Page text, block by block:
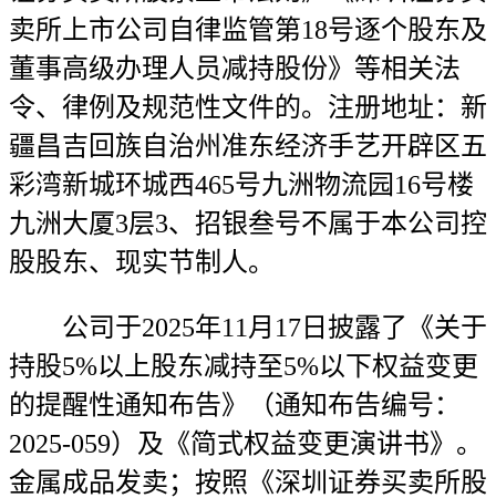
卖所上市公司自律监管第18号逐个股东及
董事高级办理人员减持股份》等相关法
令、律例及规范性文件的。注册地址：新
疆昌吉回族自治州准东经济手艺开辟区五
彩湾新城环城西465号九洲物流园16号楼
九洲大厦3层3、招银叁号不属于本公司控
股股东、现实节制人。
公司于2025年11月17日披露了《关于
持股5%以上股东减持至5%以下权益变更
的提醒性通知布告》（通知布告编号：
2025-059）及《简式权益变更演讲书》。
金属成品发卖；按照《深圳证券买卖所股